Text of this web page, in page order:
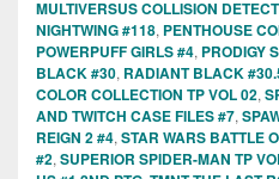
MULTIVERSUS COLLISION
NIGHTWING #118, PENTHOUSE
POWERPUFF GIRLS #4, PRODIGY
BLACK #30, RADIANT BLACK
COLOR COLLECTION TP VOL 02,
AND TWITCH CASE FILES #7,
REIGN 2 #4, STAR WARS BATTLE
#2, SUPERIOR SPIDER-MAN TP